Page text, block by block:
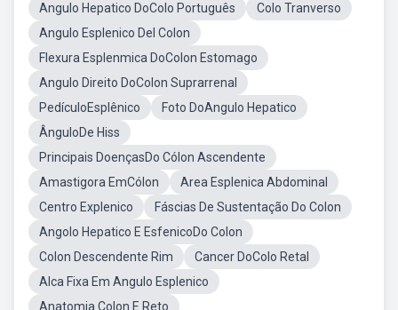
Angulo Hepatico DoColo Português
Colo Tranverso
Angulo Esplenico Del Colon
Flexura Esplenmica DoColon Estomago
Angulo Direito DoColon Suprarrenal
PedículoEsplênico
Foto DoAngulo Hepatico
ÂnguloDe Hiss
Principais DoençasDo Cólon Ascendente
Amastigora EmCólon
Area Esplenica Abdominal
Centro Explenico
Fáscias De Sustentação Do Colon
Angolo Hepatico E EsfenicoDo Colon
Colon Descendente Rim
Cancer DoColo Retal
Alca Fixa Em Angulo Esplenico
Anatomia Colon E Reto